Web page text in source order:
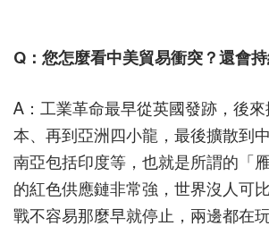
Q：您怎麼看中美貿易衝突？還會
A：工業革命最早從英國發跡，後
本、再到亞洲四小龍，最後擴散到
南亞包括印度等，也就是所謂的「
的紅色供應鏈非常強，世界沒人可
戰不容易那麼早就停止，兩邊都在